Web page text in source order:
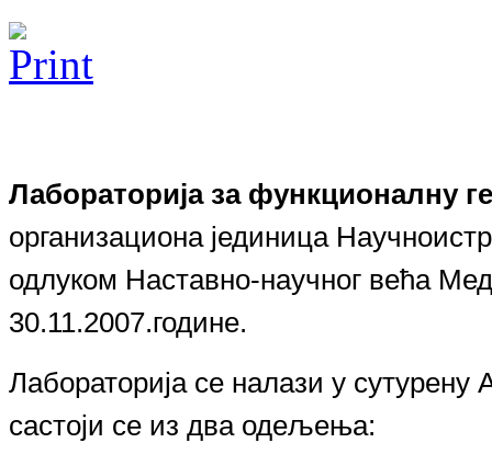
Лабораторија за функционалну
организациона јединица
одлуком Наставно-научног већа
30.11.2007.године.
Лабораторија се налази у
састоји се из два одељења: